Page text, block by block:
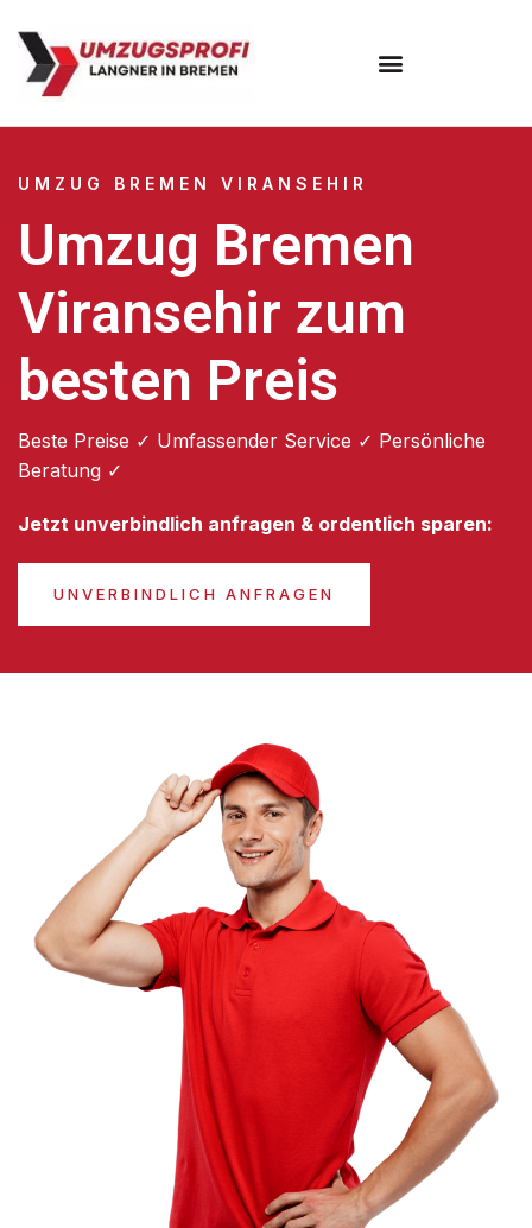
UMZUG BREMEN VIRANSEHIR
Umzug Bremen
Viransehir zum
besten Preis
Beste Preise ✓ Umfassender Service ✓ Persönliche
Beratung ✓
Jetzt unverbindlich anfragen & ordentlich sparen:
UNVERBINDLICH ANFRAGEN